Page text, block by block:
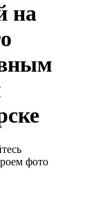
на
фото